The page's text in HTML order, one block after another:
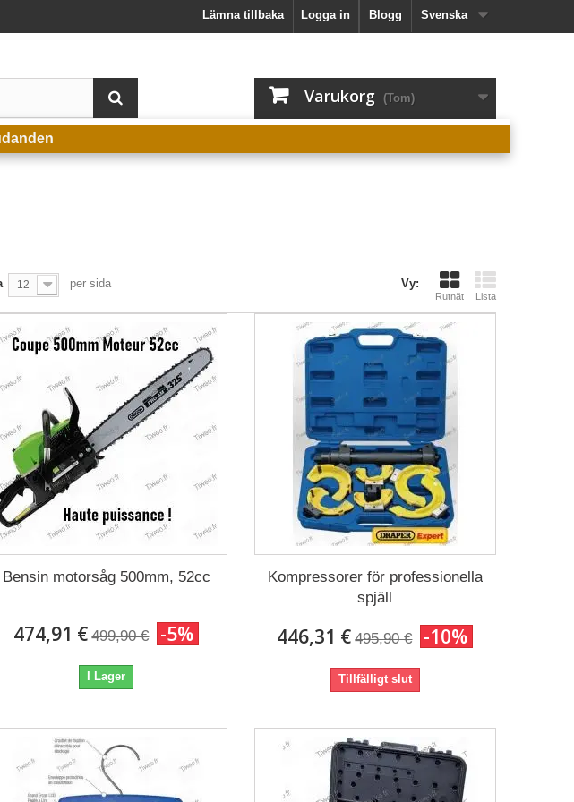
Svenska
Blogg
Logga in
Lämna tillbaka
Varukorg (Tom)
Vy:
Rutnät Lista
12 per sida
Bensin motorsåg 500mm, 52cc
474,91 € 499,90 € -5%
I Lager
Kompressorer för professionella
spjäll
446,31 € 495,90 € -10%
Tillfälligt slut